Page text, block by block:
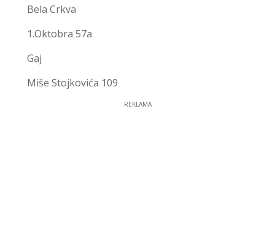
Bela Crkva
1.Oktobra 57a
Gaj
Miše Stojkovića 109
REKLAMA